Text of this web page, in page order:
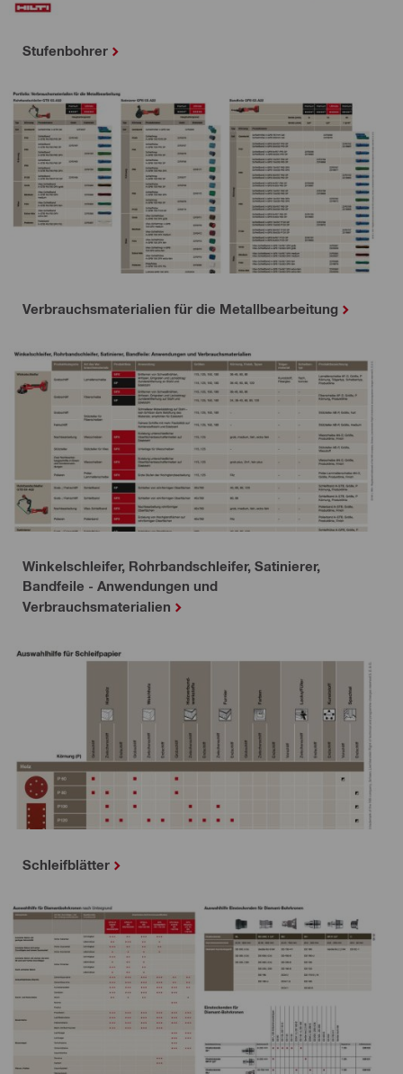
Stufenbohrer
Verbrauchsmaterialien für die Metallbearbeitung
Winkelschleifer, Rohrbandschleifer, Satinierer,
Bandfeile - Anwendungen und
Verbrauchsmaterialien
Schleifblätter